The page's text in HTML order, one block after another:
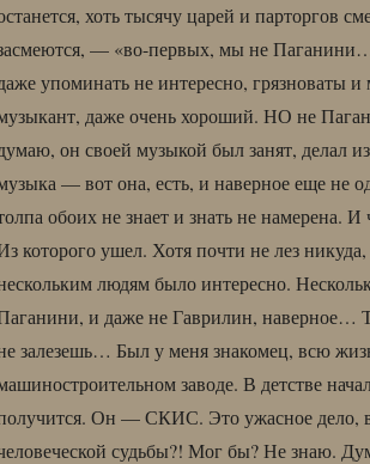
хоть тысячу царей и парторгов
— «во-первых, мы не
упоминать не интересно,
даже очень хороший. НО не
он своей музыкой был занят, делал
— вот она, есть, и наверное еще не
обоих не знает и знать не намерена.
которого ушел. Хотя почти не лез
людям было интересно.
и даже не Гаврилин, наверное…
залезешь… Был у меня знакомец, всю
заводе. В детстве
Он — СКИС. Это ужасное дело,
судьбы?! Мог бы? Не знаю.